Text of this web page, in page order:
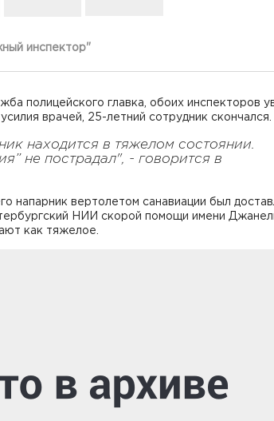
инспектор"
полицейского главка, обоих инспекторов
врачей, 25-летний сотрудник скончался.
находится в тяжелом состоянии.
не пострадал", - говорится в
напарник вертолетом санавиации был
НИИ скорой помощи имени
как тяжелое.